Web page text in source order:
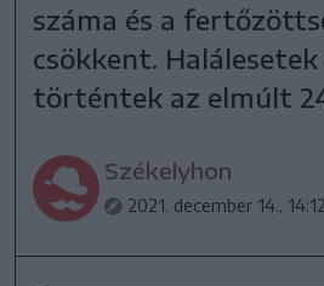
száma és a
csökkent.
történtek az elmúlt
Székelyhon
2021. december 14., 14:12